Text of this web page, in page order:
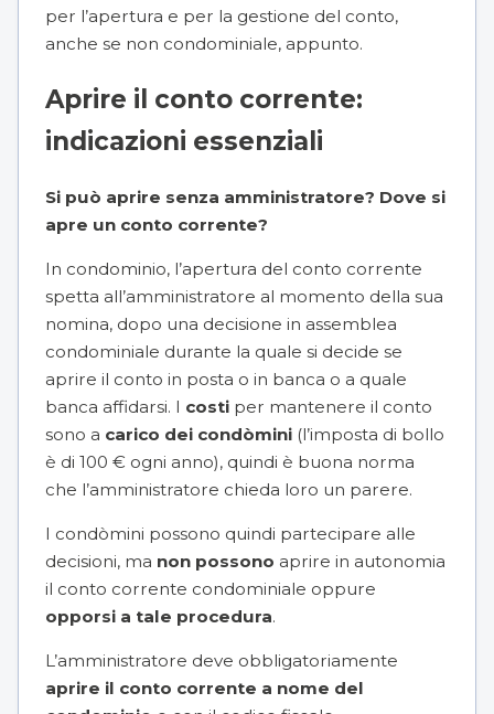
per l’apertura e per la gestione del conto,
anche se non condominiale, appunto.
Aprire il conto corrente:
indicazioni essenziali
Si può aprire senza amministratore? Dove si
apre un conto corrente?
In condominio, l’apertura del conto corrente
spetta all’amministratore al momento della sua
nomina, dopo una decisione in assemblea
condominiale durante la quale si decide se
aprire il conto in posta o in banca o a quale
banca affidarsi. I costi per mantenere il conto
sono a carico dei condòmini (l’imposta di bollo
è di 100 € ogni anno), quindi è buona norma
che l’amministratore chieda loro un parere.
I condòmini possono quindi partecipare alle
decisioni, ma non possono aprire in autonomia
il conto corrente condominiale oppure
opporsi a tale procedura.
L’amministratore deve obbligatoriamente
aprire il conto corrente a nome del